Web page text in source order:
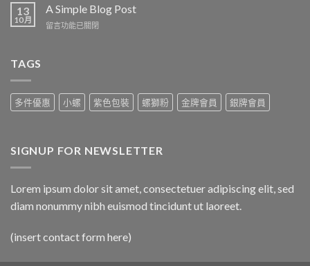
another
with
13
10 月
A Simple Blog Post
在
留言功能已關閉
TAGS
多件優惠 小螺 紫色包裝 螺獅粉 金牌會員 銀牌會員
SIGNUP FOR NEWSLETTER
Lorem ipsum dolor sit amet, consectetuer adipiscing elit, sed
diam nonummy nibh euismod tincidunt ut laoreet.
(insert contact form here)